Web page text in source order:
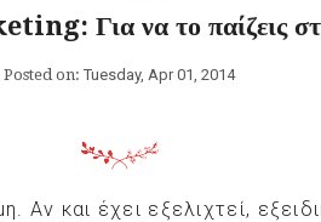
Για να το παίζεις
Posted on: Tuesday, Apr 01, 2014
Αν και έχει εξελιχτεί,